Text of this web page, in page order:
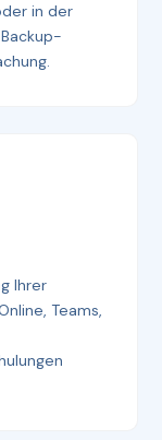
in der
Ihrer
Teams,